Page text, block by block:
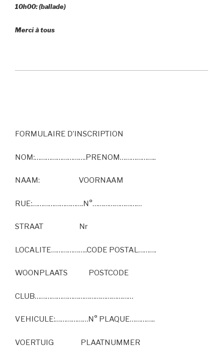
10h00: (ballade)
Merci à tous
FORMULAIRE D’INSCRIPTION
NOM:……………………….PRENOM………………..
NAAM: VOORNAAM
RUE:……………………….N°………………………
STRAAT Nr
LOCALITE………………..CODE POSTAL……….
WOONPLAATS POSTCODE
CLUB………………………………………………
VEHICULE:………………N° PLAQUE…………..
VOERTUIG PLAATNUMMER